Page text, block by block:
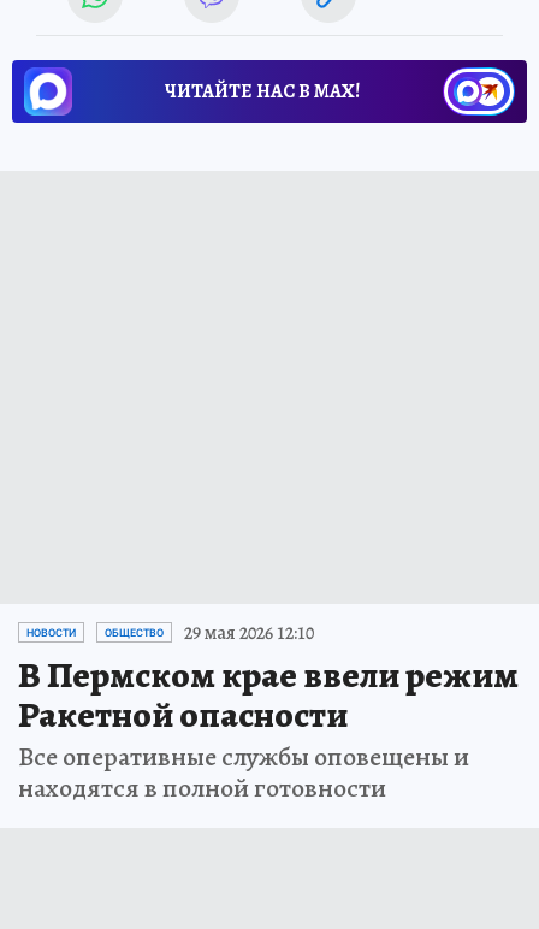
ЧИТАЙТЕ НАС В МАХ!
НОВОСТИ ОБЩЕСТВО 29 мая 2026 12:10
В Пермском крае ввели режим
Ракетной опасности
Все оперативные службы оповещены и
находятся в полной готовности